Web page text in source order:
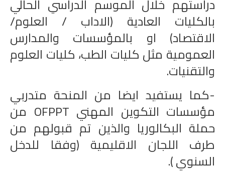
دراستهم خلال الموسم الدراسي الحالي
بالكليات العادية (الاداب / العلوم/
الاقتصاد) او بالمؤسسات والمدارس
العمومية مثل كليات الطب، كليات العلوم
والتقنيات.
-كما يستفيد ايضا من المنحة متدربي
مؤسسات التكوين المهني OFPPT من
حملة البكالوريا والذين تم قبولهم من
طرف اللجان الاقليمية (وفقا للدخل
السنوي ).